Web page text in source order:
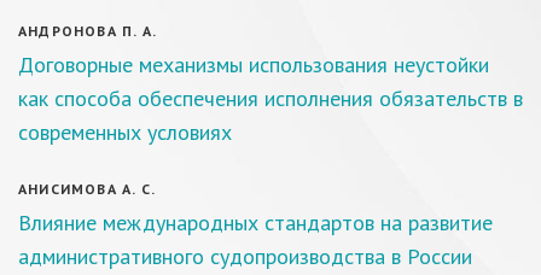
АНДРОНОВА П. А.
Договорные механизмы использования неустойки
как способа обеспечения исполнения обязательств в
современных условиях
АНИСИМОВА А. С.
Влияние международных стандартов на развитие
административного судопроизводства в России